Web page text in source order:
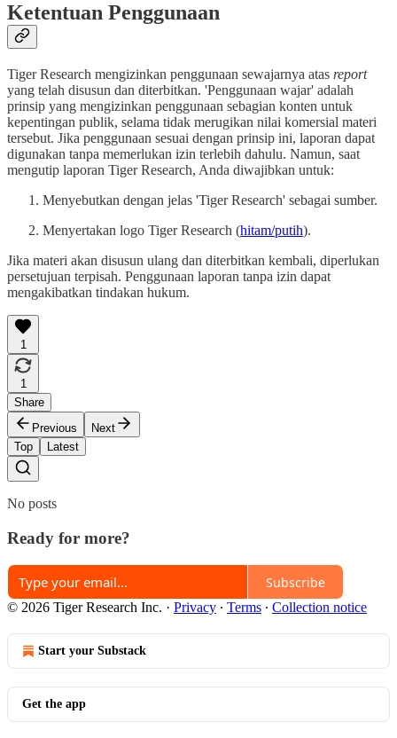
Ketentuan Penggunaan
Tiger Research mengizinkan penggunaan sewajarnya atas report
yang telah disusun dan diterbitkan. 'Penggunaan wajar' adalah
prinsip yang mengizinkan penggunaan sebagian konten untuk
kepentingan publik, selama tidak merugikan nilai komersial materi
tersebut. Jika penggunaan sesuai dengan prinsip ini, laporan dapat
digunakan tanpa memerlukan izin terlebih dahulu. Namun, saat
mengutip laporan Tiger Research, Anda diwajibkan untuk:
Menyebutkan dengan jelas 'Tiger Research' sebagai sumber.
Menyertakan logo Tiger Research (hitam/putih).
Jika materi akan disusun ulang dan diterbitkan kembali, diperlukan
persetujuan terpisah. Penggunaan laporan tanpa izin dapat
mengakibatkan tindakan hukum.
1
1
Share
Previous
Next
Top
Latest
No posts
Ready for more?
Subscribe
© 2026 Tiger Research Inc. · Privacy ∙ Terms ∙ Collection notice
Start your Substack
Get the app